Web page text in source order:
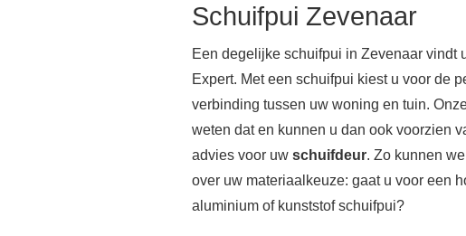
Schuifpui Zevenaar
Een degelijke schuifpui in Zevenaar vindt
Expert. Met een schuifpui kiest u voor de
verbinding tussen uw woning en tuin.
weten dat en kunnen u dan ook voorzien
advies voor uw schuifdeur. Zo kunnen
over uw materiaalkeuze: gaat u voor een
aluminium of kunststof schuifpui?